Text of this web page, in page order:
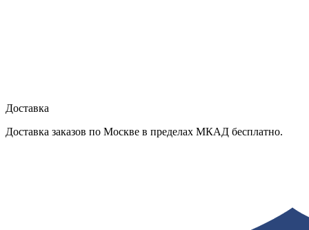
Доставка
Доставка заказов по Москве в пределах МКАД бесплатно.